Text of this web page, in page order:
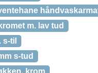
m. lav tud
til
s-tud
krom